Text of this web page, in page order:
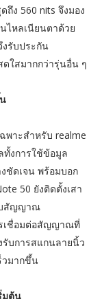
ถึง 560 nits จึงมอง
ไหลเนียนตาด้วย
งรับประกัน
ใสมากกว่ารุ่นอื่น ๆ
พาะสำหรับ realme
ทั้งการใช้ข้อมูล
ชัดเจน พร้อมบอก
50 ยังติดตั้งเสา
บสัญญาณ
รเชื่อมต่อสัญญาณที่
รับการสแกนลายนิ้ว
วมากขึ้น
มต้น